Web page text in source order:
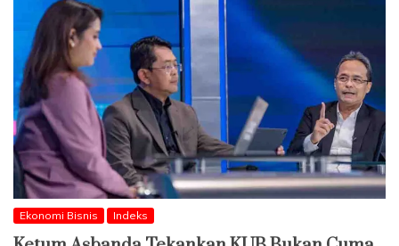
Ekonomi Bisnis Indeks